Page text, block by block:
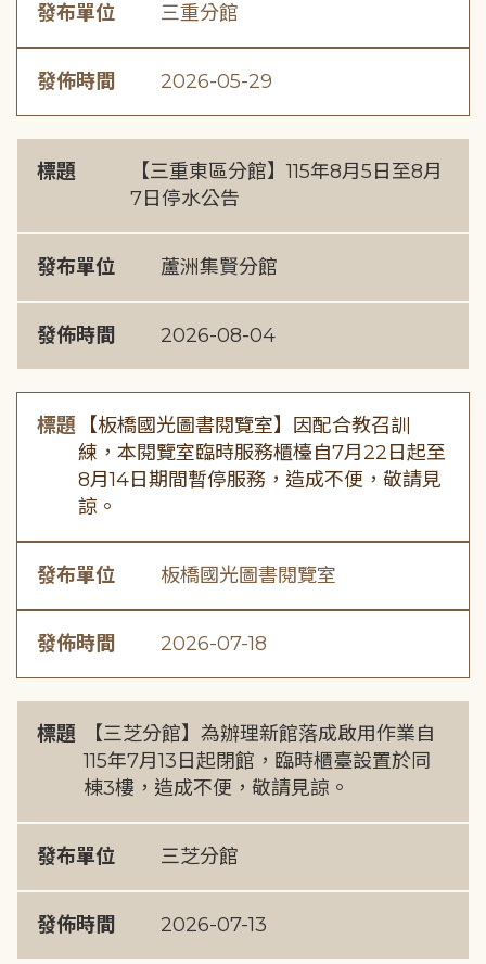
發布單位 三重分館
發佈時間 2026-05-29
標題
【三重東區分館】115年8月5日至8月
7日停水公告
發布單位 蘆洲集賢分館
發佈時間 2026-08-04
標題
【板橋國光圖書閱覽室】因配合教召訓
練，本閱覽室臨時服務櫃檯自7月22日起至
8月14日期間暫停服務，造成不便，敬請見
諒。
發布單位 板橋國光圖書閱覽室
發佈時間 2026-07-18
標題
【三芝分館】為辦理新館落成啟用作業自
115年7月13日起閉館，臨時櫃臺設置於同
棟3樓，造成不便，敬請見諒。
發布單位 三芝分館
發佈時間 2026-07-13